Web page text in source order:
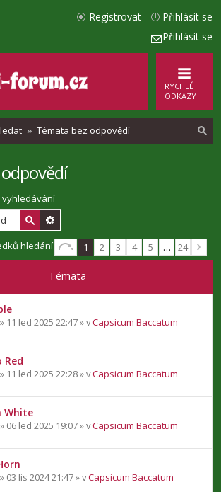
Přihlásit se
Přihlásit se
Registrovat
RYCHLÉ
ODKAZY
Témata bez odpovědí
vyhledávání
hledání 1 2 3 4 5 … 24
Témata
» 11 led 2025 22:47 » vCapsicum Baccatum
Red
» 11 led 2025 22:28 » vCapsicum Baccatum
White
» 06 led 2025 19:07 » vCapsicum Baccatum
» 03 lis 2024 21:47 » vCapsicum Baccatum